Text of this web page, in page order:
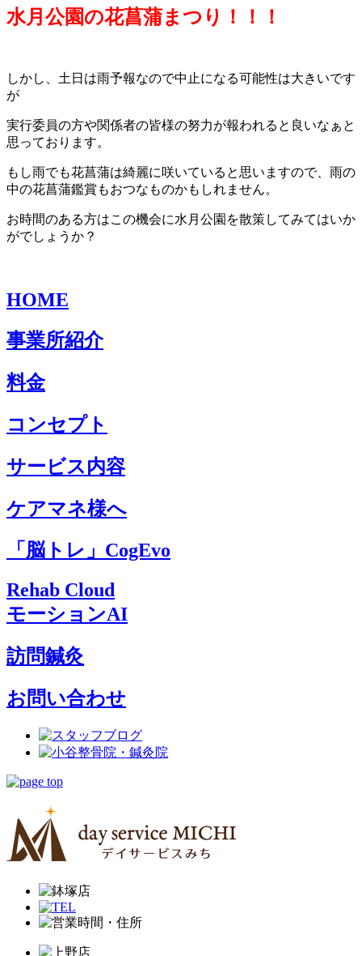
水月公園の花菖蒲まつり！！！
しかし、土日は雨予報なので中止になる可能性は大きいです
が
実行委員の方や関係者の皆様の努力が報われると良いなぁと
思っております。
もし雨でも花菖蒲は綺麗に咲いていると思いますので、雨の
中の花菖蒲鑑賞もおつなものかもしれません。
お時間のある方はこの機会に水月公園を散策してみてはいか
がでしょうか？
HOME
事業所紹介
料金
コンセプト
サービス内容
ケアマネ様へ
「脳トレ」CogEvo
Rehab Cloud
モーションAI
訪問鍼灸
お問い合わせ